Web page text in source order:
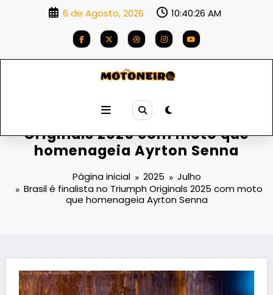
6 de Agosto, 2026 10:40:27 AM
Brasil é finalista no Triumph
Originals 2025 com moto que
homenageia Ayrton Senna
Página inicial 2025
Julho
Brasil é finalista no Triumph Originals 2025 com moto
que homenageia Ayrton Senna